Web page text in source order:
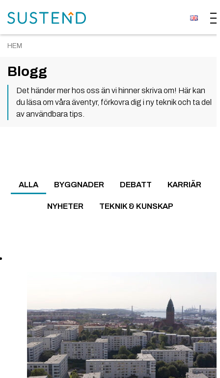
HEM
Blogg
Det händer mer hos oss än vi hinner skriva om! Här kan
du läsa om våra äventyr, förkovra dig i ny teknik och ta del
av användbara tips.
ALLA BYGGNADER DEBATT KARRIÄR
NYHETER TEKNIK & KUNSKAP